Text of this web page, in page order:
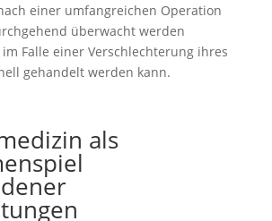
einer umfangreichen Operation
überwacht werden
Falle einer Verschlechterung ihres
gehandelt werden kann.
als